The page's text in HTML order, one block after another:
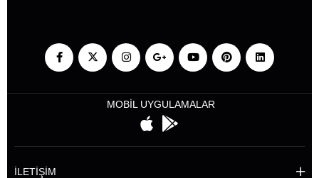
MOBİL UYGULAMALAR
İLETİŞİM